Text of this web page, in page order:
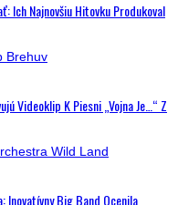
Ich Najnovšiu Hitovku Produkoval
Videoklip K Piesni „Vojna Je…“ Z
Inovatívny Big Band Ocenila